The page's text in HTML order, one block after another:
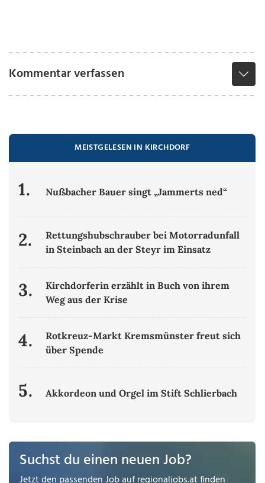
Kommentar verfassen
MEISTGELESEN IN KIRCHDORF
1. Nußbacher Bauer singt „Jammerts ned“
2.
Rettungshubschrauber bei Motorradunfall
in Steinbach an der Steyr im Einsatz
3.
Kirchdorferin erzählt in Buch von ihrem
Weg aus der Krise
4.
Rotkreuz-Markt Kremsmünster freut sich
über Spende
5. Akkordeon und Orgel im Stift Schlierbach
Suchst du einen neuen Job?